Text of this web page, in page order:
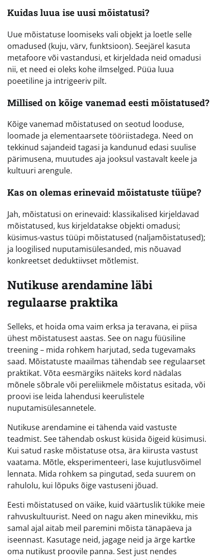
Kuidas luua ise uusi mõistatusi?
Uue mõistatuse loomiseks vali objekt ja loetle selle
omadused (kuju, värv, funktsioon). Seejärel kasuta
metafoore või vastandusi, et kirjeldada neid omadusi
nii, et need ei oleks kohe ilmselged. Püüa luua
poeetiline ja intrigeeriv pilt.
Millised on kõige vanemad eesti mõistatused?
Kõige vanemad mõistatused on seotud looduse,
loomade ja elementaarsete tööriistadega. Need on
tekkinud sajandeid tagasi ja kandunud edasi suulise
pärimusena, muutudes aja jooksul vastavalt keele ja
kultuuri arengule.
Kas on olemas erinevaid mõistatuste tüüpe?
Jah, mõistatusi on erinevaid: klassikalised kirjeldavad
mõistatused, kus kirjeldatakse objekti omadusi;
küsimus-vastus tüüpi mõistatused (naljamõistatused);
ja loogilised nuputamisülesanded, mis nõuavad
konkreetset deduktiivset mõtlemist.
Nutikuse arendamine läbi
regulaarse praktika
Selleks, et hoida oma vaim erksa ja teravana, ei piisa
ühest mõistatusest aastas. See on nagu füüsiline
treening – mida rohkem harjutad, seda tugevamaks
saad. Mõistatuste maailmas tähendab see regulaarset
praktikat. Võta eesmärgiks näiteks kord nädalas
mõnele sõbrale või pereliikmele mõistatus esitada, või
proovi ise leida lahendusi keerulistele
nuputamisülesannetele.
Nutikuse arendamine ei tähenda vaid vastuste
teadmist. See tähendab oskust küsida õigeid küsimusi.
Kui satud raske mõistatuse otsa, ära kiirusta vastust
vaatama. Mõtle, eksperimenteeri, lase kujutlusvõimel
lennata. Mida rohkem sa pingutad, seda suurem on
rahulolu, kui lõpuks õige vastuseni jõuad.
Eesti mõistatused on väike, kuid väärtuslik tükike meie
rahvuskultuurist. Need on nagu aken minevikku, mis
samal ajal aitab meil paremini mõista tänapäeva ja
iseennast. Kasutage neid, jagage neid ja ärge kartke
oma nutikust proovile panna. Sest just nendes